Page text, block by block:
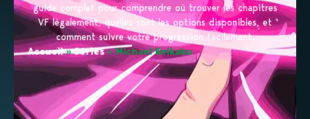
guide complet pour comprendre où trouver les chapitres
VF légalement, quelles sont les options disponibles, et
comment suivre votre progression facilement.
Accueil»Séries»Michael Keikaku